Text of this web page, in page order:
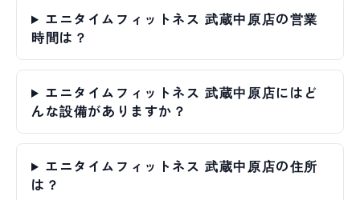
エニタイムフィットネス 武蔵中原店の営業
時間は？
エニタイムフィットネス 武蔵中原店にはど
んな設備がありますか？
エニタイムフィットネス 武蔵中原店の住所
は？